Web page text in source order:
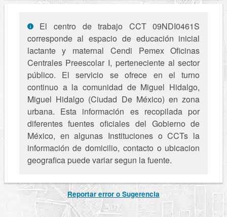
El centro de trabajo CCT 09NDI0461S
corresponde al espacio de educación inicial
lactante y maternal Cendi Pemex Oficinas
Centrales Preescolar I, perteneciente al sector
público. El servicio se ofrece en el turno
continuo a la comunidad de Miguel Hidalgo,
Miguel Hidalgo (Ciudad De México) en zona
urbana. Esta información es recopilada por
diferentes fuentes oficiales del Gobierno de
México, en algunas Instituciones o CCTs la
información de domicilio, contacto o ubicacion
geografica puede variar segun la fuente.
Reportar error o Sugerencia